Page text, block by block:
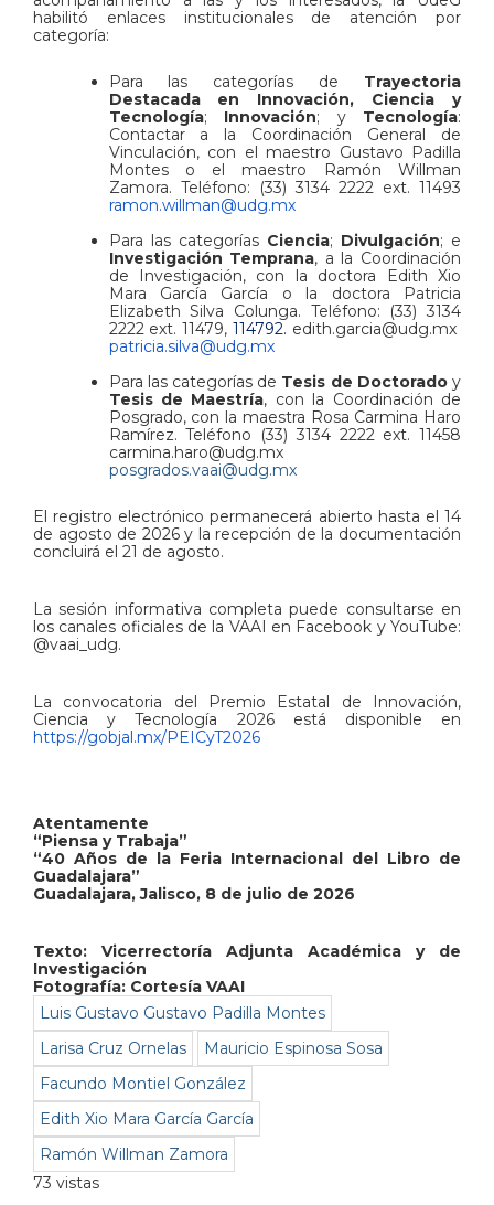
habilitó enlaces institucionales de atención por
categoría:
Para las categorías de Trayectoria
Destacada en Innovación, Ciencia y
Tecnología; Innovación; y Tecnología:
Contactar a la Coordinación General de
Vinculación, con el maestro Gustavo Padilla
Montes o el maestro Ramón Willman
Zamora. Teléfono: (33) 3134 2222 ext. 11493
ramon.willman@udg.mx
Para las categorías Ciencia; Divulgación; e
Investigación Temprana, a la Coordinación
de Investigación, con la doctora Edith Xio
Mara García García o la doctora Patricia
Elizabeth Silva Colunga. Teléfono: (33) 3134
2222 ext. 11479,114792. edith.garcia@udg.mx
patricia.silva@udg.mx
Para las categorías de Tesis de Doctoradoy
Tesis de Maestría, con la Coordinación de
Posgrado, con la maestra Rosa Carmina Haro
Ramírez. Teléfono (33) 3134 2222 ext. 11458
carmina.haro@udg.mx
posgrados.vaai@udg.mx
El registro electrónico permanecerá abierto hasta el 14
de agosto de 2026 y la recepción de la documentación
concluirá el 21 de agosto.
La sesión informativa completa puede consultarse en
los canales oficiales de la VAAI en Facebook y YouTube:
@vaai_udg.
La convocatoria del Premio Estatal de Innovación,
Ciencia y Tecnología 2026 está disponible en
https://gobjal.mx/PEICyT2026
Atentamente
“Piensa y Trabaja”
“40 Años de la Feria Internacional del Libro de
Guadalajara”
Guadalajara, Jalisco, 8 de julio de 2026
Texto: Vicerrectoría Adjunta Académica y de
Investigación
Fotografía: Cortesía VAAI
Luis Gustavo Gustavo Padilla Montes
Larisa Cruz Ornelas
Mauricio Espinosa Sosa
Facundo Montiel González
Edith Xio Mara García García
Ramón Willman Zamora
73 vistas